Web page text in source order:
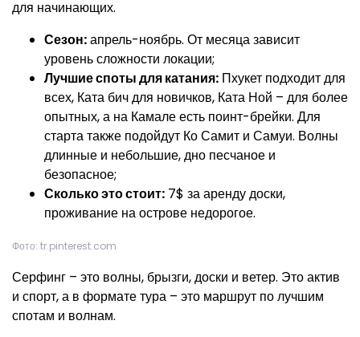
для начинающих.
Сезон:апрель-ноябрь. От месяца зависит
уровень сложности локации;
Лучшие споты для катания: Пхукет подходит для
всех, Ката бич для новичков, Ката Ной – для более
опытных, а на Камале есть поинт-брейки. Для
старта также подойдут Ко Самит и Самуи. Волны
длинные и небольшие, дно песчаное и
безопасное;
Сколько это стоит: 7$ за аренду доски,
проживание на острове недорогое.
Фото: tr.pinterest.com
Серфинг – это волны, брызги, доски и ветер. Это актив
и спорт, а в формате тура – это маршрут по лучшим
спотам и волнам.